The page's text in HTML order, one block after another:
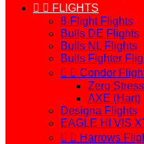
  FLIGHTS
8-Flight Flights
Bulls DE Flights
Bulls NL Flights
Bulls Fighter
  Condor
Zero
AXE (Hart)
Designa Flights
EAGLE HI VIS
  Harrows